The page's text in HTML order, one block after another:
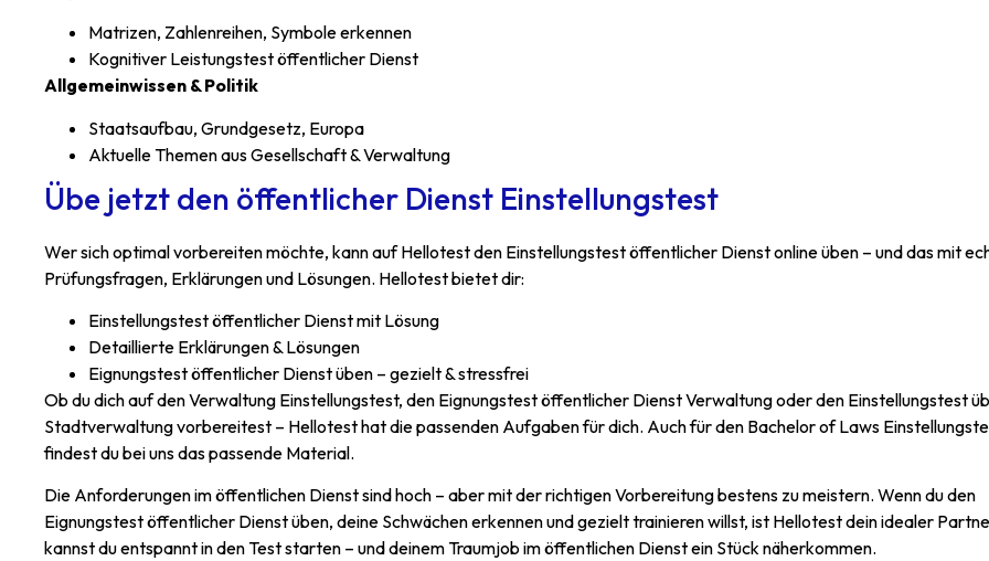
Matrizen, Zahlenreihen, Symbole erkennen
Kognitiver Leistungstest öffentlicher Dienst
Allgemeinwissen & Politik
Staatsaufbau, Grundgesetz, Europa
Aktuelle Themen aus Gesellschaft & Verwaltung
Übe jetzt den öffentlicher Dienst Einstellungstest
Wer sich optimal vorbereiten möchte, kann auf Hellotest den Einstellungstest öffentlicher Dienst online üben – und das mit
Prüfungsfragen, Erklärungen und Lösungen. Hellotest bietet dir:
Einstellungstest öffentlicher Dienst mit Lösung
Detaillierte Erklärungen & Lösungen
Eignungstest öffentlicher Dienst üben – gezielt & stressfrei
Ob du dich auf den Verwaltung Einstellungstest, den Eignungstest öffentlicher Dienst Verwaltung oder den Einstellungstest
Stadtverwaltung vorbereitest – Hellotest hat die passenden Aufgaben für dich. Auch für den Bachelor of Laws
findest du bei uns das passende Material.
Die Anforderungen im öffentlichen Dienst sind hoch – aber mit der richtigen Vorbereitung bestens zu meistern. Wenn du den
Eignungstest öffentlicher Dienst üben, deine Schwächen erkennen und gezielt trainieren willst, ist Hellotest dein idealer
kannst du entspannt in den Test starten – und deinem Traumjob im öffentlichen Dienst ein Stück näherkommen.